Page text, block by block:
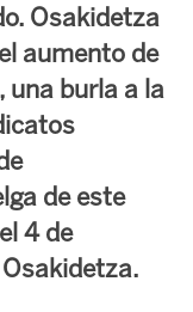
Osakidetza
aumento de
una burla a la
de este
4 de